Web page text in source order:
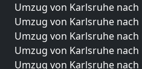
Umzug von Karlsruhe nach
Umzug von Karlsruhe
Umzug von Karlsruhe
Umzug von Karlsruhe
Umzug von Karlsruhe nach